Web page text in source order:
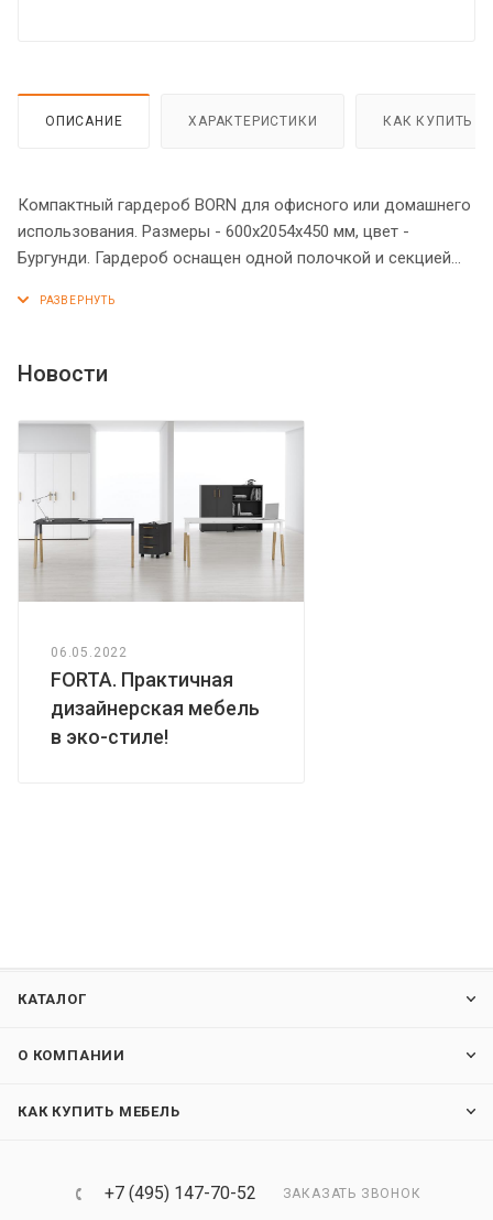
ОПИСАНИЕ ХАРАКТЕРИСТИКИ КАК КУПИТЬ
Компактный гардероб BORN для офисного или домашнего
использования. Размеры - 600х2054х450 мм, цвет -
Бургунди. Гардероб оснащен одной полочкой и секцией
цвет конструкции. На дверце установлена стильная
силовыми креплениями – эксцентриковыми стяжками. Все
Новости
06.05.2022
FORTA. Практичная
дизайнерская мебель
в эко-стиле!
КАТАЛОГ
О КОМПАНИИ
КАК КУПИТЬ МЕБЕЛЬ
+7 (495) 147-70-52 ЗАКАЗАТЬ ЗВОНОК